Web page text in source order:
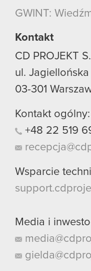
używanie plików
GWINT:
Kontakt
CD PROJEKT
ul. Jagiellońska
03-301
Kontakt ogólny:
+48 22 519
Wsparcie
Media i